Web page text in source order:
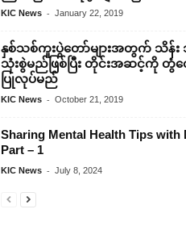
KIC News - January 22, 2019
နှစ်သစ်ကူးပွဲ‌တော်များအတွက် သိန်း
သုံးစွဲမည်ဖြစ်ပြီး တိုင်းအဆင့်ကို တွံ‌
ပြုလုပ်မည်
KIC News - October 21, 2019
Sharing Mental Health Tips with
Part – 1
KIC News - July 8, 2024